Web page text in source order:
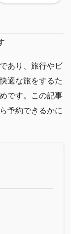
あり、旅行やビ
適な旅をするた
です。この記事
予約できるかに